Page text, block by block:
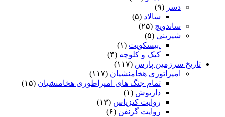
دسر (۹)
سالاد (۵)
ساندویچ (۲۵)
شیرینی (۵)
.بیسکویت (۱)
کیک و کلوچه (۴)
تاریخ سرزمین پارس (۱۱۷)
امپراتوری هخامنشیان (۱۱۷)
تمام جنگ های امپراطوری هخامنشیان (۱۵)
داریوش (۱)
روایت کتزیاس (۱۳)
روایت گزنفن (۶)